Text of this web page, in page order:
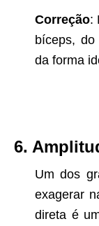
Correção:
bíceps,
da forma
6.
Um dos
exagerar
direta é